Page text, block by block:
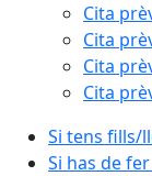
Cita
Cita
Cita
Cita
Si tens fills/
Si has de